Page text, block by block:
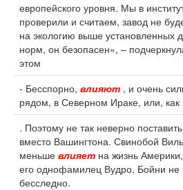
европейского уровня. Мы в
проверили и считаем, завод не
на экологию выше установленных
норм, он безопасен», –
этом
- Бесспорно, влияют , и очень
рядом, в Северном Ираке, или,
. Поэтому не так неверно
вместо Вашингтона. Свинобой
меньше влияет на жизнь
его однофамилец Вудро. Бойни не
бесследно.